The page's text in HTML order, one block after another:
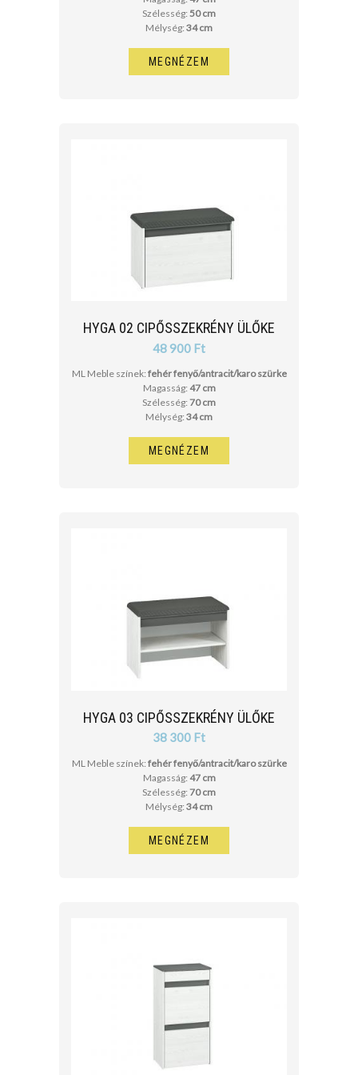
Szélesség: 50 cm
Mélység: 34 cm
MEGNÉZEM
HYGA 02 CIPŐSSZEKRÉNY ÜLŐKE
48 900 Ft
ML Meble színek: fehér fenyő/antracit/karo szürke
Magasság: 47 cm
Szélesség: 70 cm
Mélység: 34 cm
MEGNÉZEM
HYGA 03 CIPŐSSZEKRÉNY ÜLŐKE
38 300 Ft
ML Meble színek: fehér fenyő/antracit/karo szürke
Magasság: 47 cm
Szélesség: 70 cm
Mélység: 34 cm
MEGNÉZEM